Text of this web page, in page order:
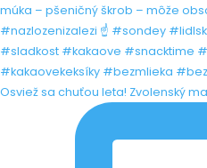
Osviež sa chuťou leta! Zvolenský